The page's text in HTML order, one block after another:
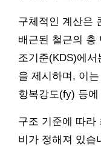
구체적인 계산은
배근된 철근의 총
조기준(KDS)에
을 제시하며, 이
항복강도(fy) 등
구조 기준에 따라
비가 정해져 있습